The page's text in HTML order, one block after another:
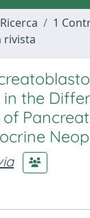
1
rivista
in the